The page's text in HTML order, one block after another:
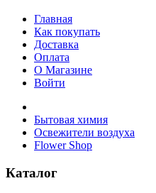
Главная
Как покупать
Доставка
Оплата
О Магазине
Войти
Бытовая химия
Освежители воздуха
Flower Shop
Каталог